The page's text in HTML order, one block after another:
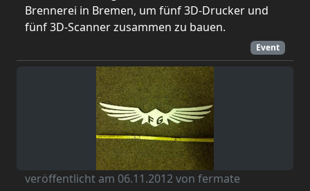
Brennerei in Bremen, um fünf 3D-Drucker und
fünf 3D-Scanner zusammen zu bauen.
Event
veröffentlicht am 06.11.2012 von fermate